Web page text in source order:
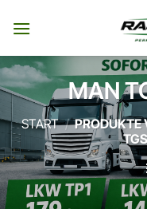
Inhalt
MAN
START / PRODUKTE